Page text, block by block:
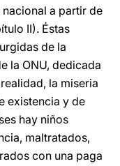
a partir de
II). Éstas
de la
la ONU, dedicada
la miseria
existencia y de
hay niños
maltratados,
con una paga